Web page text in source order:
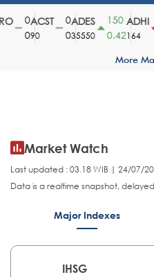
ACST
90
ADES
35550
150
0.42
ADHI
164
More
Market Watch
Last updated : 03.18 WIB | 24/07/
Data is a realtime snapshot,
Major Indexes
IHSG